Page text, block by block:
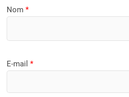
Nom*
E-mail*